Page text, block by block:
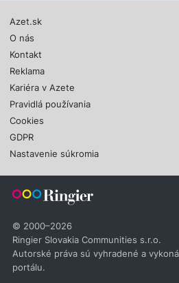
Azet.sk
O nás
Kontakt
Reklama
Kariéra v Azete
Pravidlá používania
Cookies
GDPR
Nastavenie súkromia
© 2000–2026
Ringier Slovakia Communities s.r.o.
Autorské práva sú vyhradené a
portálu.